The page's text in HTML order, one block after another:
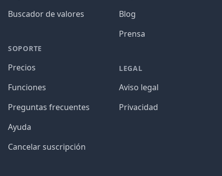
Buscador de valores
SOPORTE
Precios
Funciones
Preguntas frecuentes
Ayuda
Cancelar suscripción
Blog
Prensa
LEGAL
Aviso legal
Privacidad